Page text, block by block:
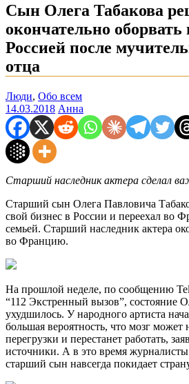
Сын Олега Табакова
окончательно оборвать
Россией после
отца
Люди, Обо всем
14.03.2018 Анна
Старший наследник актера сделал
Старший сын Олега Павловича
свой бизнес в России и переехал во
семьей. Старший наследник актера
во Францию.
На прошлой неделе, по сообщению
“112 Экстренный вызов”, состояние
ухудшилось. У народного артиста
большая вероятность, что мозг может
перегрузки и перестанет работать,
источники. А в это время журналисты
старший сын навсегда покидает